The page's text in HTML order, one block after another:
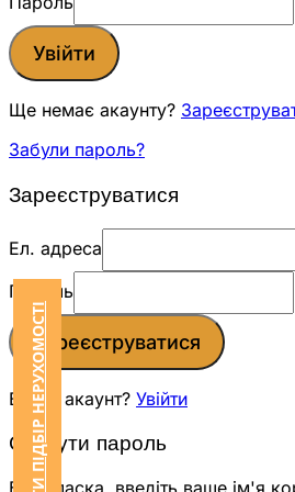
ЗАМОВИТИ ПІДБІР НЕРУХОМОСТІ
Увійти
Ще немає акаунту?
Забули пароль?
Зареєструватися
Ел. адреса
Пароль
Зареєструватися
Вже є акаунт? Увійти
Скинути пароль
Будь ласка, введіть ваше ім'я